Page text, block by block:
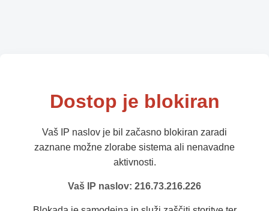
Dostop je blokiran
Vaš IP naslov je bil začasno blokiran zaradi
zaznane možne zlorabe sistema ali nenavadne
aktivnosti.
Vaš IP naslov: 216.73.216.226